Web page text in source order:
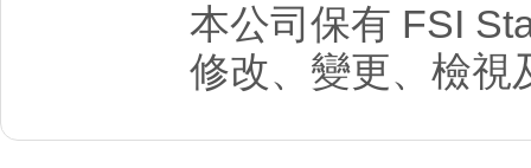
本公司保有 FSI
修改、變更、檢視